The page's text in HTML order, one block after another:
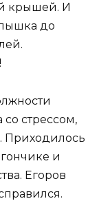
крышей. И
до
стрессом,
Приходилось
и
Егоров